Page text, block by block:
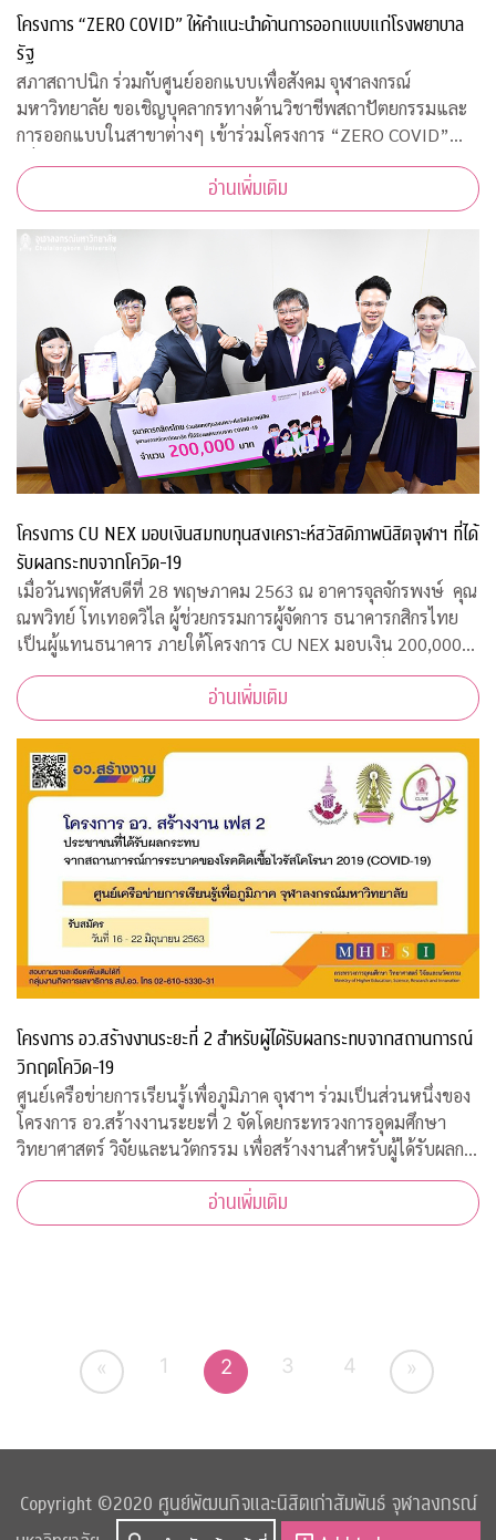
โครงการ “ZERO COVID” ให้คำแนะนำด้านการออกแบบแก่โรงพยาบาล
รัฐ
สภาสถาปนิก ร่วมกับศูนย์ออกแบบเพื่อสังคม จุฬาลงกรณ์
มหาวิทยาลัย ขอเชิญบุคลากรทางด้านวิชาชีพสถาปัตยกรรมและ
การออกแบบในสาขาต่างๆ เข้าร่วมโครงการ “ZERO COVID”
เพื่อให้ความช่วยเหลือด้านการออกแบบแก่โรงพยาบาลของรัฐ
พร้อมคำแนะนำการออกแบบสถานที่รองรับผู้ป่วยจากเชื้อ
อ่านเพิ่มเติม
โครงการ CU NEX มอบเงินสมทบทุนสงเคราะห์สวัสดิภาพนิสิตจุฬาฯ ที่ได้
รับผลกระทบจากโควิด-19
เมื่อวันพฤหัสบดีที่ 28 พฤษภาคม 2563 ณ อาคารจุลจักรพงษ์ คุณ
ณพวิทย์ โทเทอดวิไล ผู้ช่วยกรรมการผู้จัดการ ธนาคารกสิกรไทย
เป็นผู้แทนธนาคาร ภายใต้โครงการ CU NEX มอบเงิน 200,000
บาท ร่วมสมทบทุนสงเคราะห์สวัสดิภาพนิสิตจุฬาฯ ที่ได้รับผลกระ
ทบจากการแพร่ระบาดของเชื้อไอ่านเพิ่มเติม
โครงการ อว.สร้างงานระยะที่ 2 สำหรับผู้ได้รับผลกระทบจากสถานการณ์
วิกฤตโควิด-19
ศูนย์เครือข่ายการเรียนรู้เพื่อภูมิภาค จุฬาฯ ร่วมเป็นส่วนหนึ่งของ
โครงการ อว.สร้างงานระยะที่ 2 จัดโดยกระทรวงการอุดมศึกษา
วิทยาศาสตร์ วิจัยและนวัตกรรม เพื่อสร้างงานสำหรับผู้ได้รับผลก
ระทบจากสถานการณ์วิกฤตโควิด-19 เปิดรับสมัครประชาชนทั่วไป
จำนวน 200 อัตรา
อ่านเพิ่มเติม
« 1 2 3 4 »
Copyright ©2020 ศูนย์พัฒนกิจและนิสิตเก่าสัมพันธ์ จุฬาลงกรณ์